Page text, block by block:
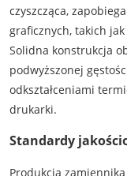
czyszcząca,
graficznych, takich
Solidna konstrukcja
podwyższonej
odkształceniami
drukarki.
Standardy
Produkcja